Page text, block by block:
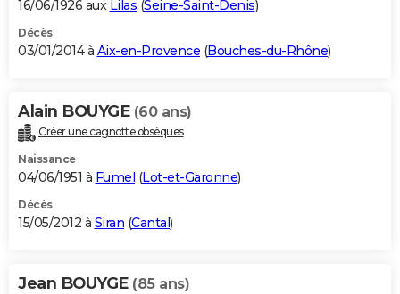
16/06/1926 aux Lilas (Seine-Saint-Denis)
Décès
03/01/2014 à Aix-en-Provence (Bouches-du-Rhône)
Alain BOUYGE (60 ans)
Créer une cagnotte obsèques
Naissance
04/06/1951 à Fumel (Lot-et-Garonne)
Décès
15/05/2012 à Siran (Cantal)
Jean BOUYGE (85 ans)